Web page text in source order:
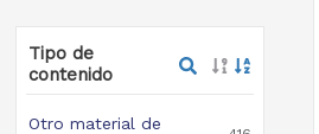
Tipo de
contenido
Otro material de